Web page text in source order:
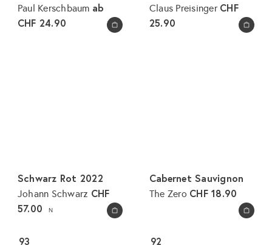
In den Warenkorb legen
Paul Kerschbaum ab
CHF 24.90
In den Warenkorb legen
Claus Preisinger CHF
25.90
In den Warenkorb legen
Schwarz Rot 2022
Johann Schwarz CHF
57.00
N In den Warenkorb legen
Cabernet Sauvignon
The Zero CHF 18.90
93 92